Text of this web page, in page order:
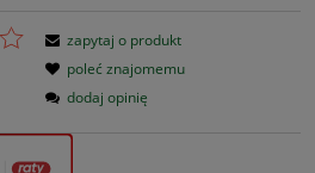
zapytaj o produkt
poleć znajomemu
dodaj opinię